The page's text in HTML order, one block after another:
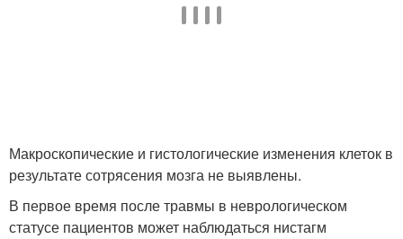
Макроскопические и гистологические изменения клеток в
результате сотрясения мозга не выявлены.
В первое время после травмы в неврологическом
статусе пациентов может наблюдаться нистагм